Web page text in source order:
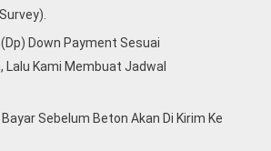
Down Payment Sesuai
Lalu Kami Membuat Jadwal
Sebelum Beton Akan Di Kirim Ke